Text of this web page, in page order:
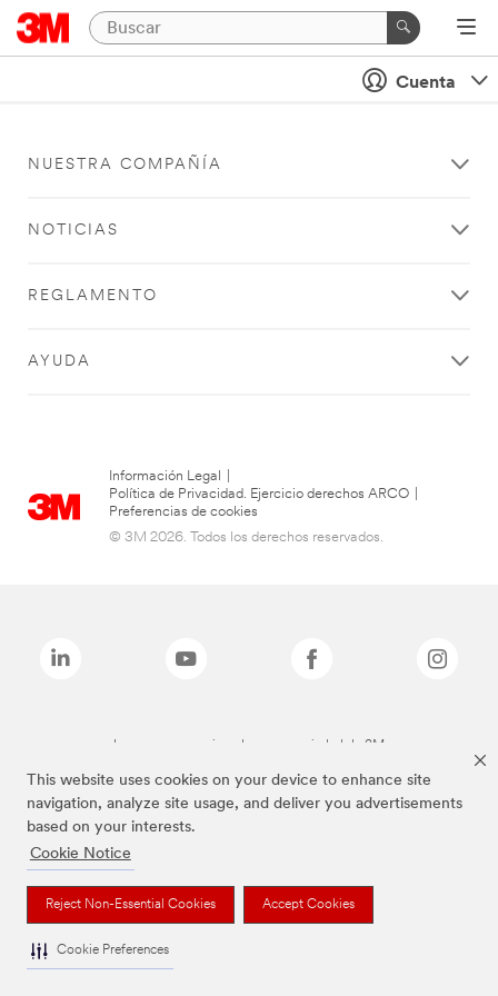
This website uses cookies on your device to enhance site
navigation, analyze site usage, and deliver you advertisements
based on your interests.
Cookie Notice
Reject Non-Essential Cookies Accept Cookies
Cookie Preferences
Cuenta
NUESTRA COMPAÑÍA
NOTICIAS
REGLAMENTO
AYUDA
Información Legal
Política de Privacidad. Ejercicio derechos ARCO
Preferencias de cookies
© 3M 2026. Todos los derechos reservados.
Las marcas mencionadas son propiedad de 3M